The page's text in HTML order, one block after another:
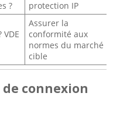
?
protection IP
VDE
Assurer la
conformité aux
normes du marché
cible
connexion